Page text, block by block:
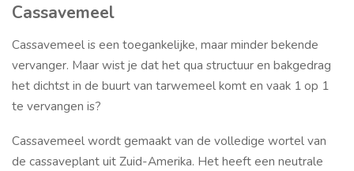
Cassavemeel
Cassavemeel is een toegankelijke, maar minder bekende
vervanger. Maar wist je dat het qua structuur en bakgedrag
het dichtst in de buurt van tarwemeel komt en vaak 1 op 1
te vervangen is?
Cassavemeel wordt gemaakt van de volledige wortel van
de cassaveplant uit Zuid-Amerika. Het heeft een neutrale